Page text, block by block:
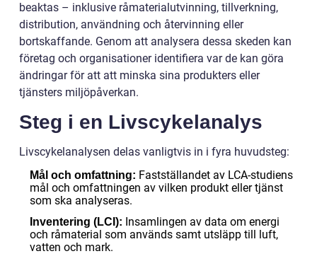
beaktas – inklusive råmaterialutvinning, tillverkning,
distribution, användning och återvinning eller
bortskaffande. Genom att analysera dessa skeden kan
företag och organisationer identifiera var de kan göra
ändringar för att att minska sina produkters eller
tjänsters miljöpåverkan.
Steg i en Livscykelanalys
Livscykelanalysen delas vanligtvis in i fyra huvudsteg:
Mål och omfattning: Fastställandet av LCA-studiens
mål och omfattningen av vilken produkt eller tjänst
som ska analyseras.
Inventering (LCI): Insamlingen av data om energi
och råmaterial som används samt utsläpp till luft,
vatten och mark.